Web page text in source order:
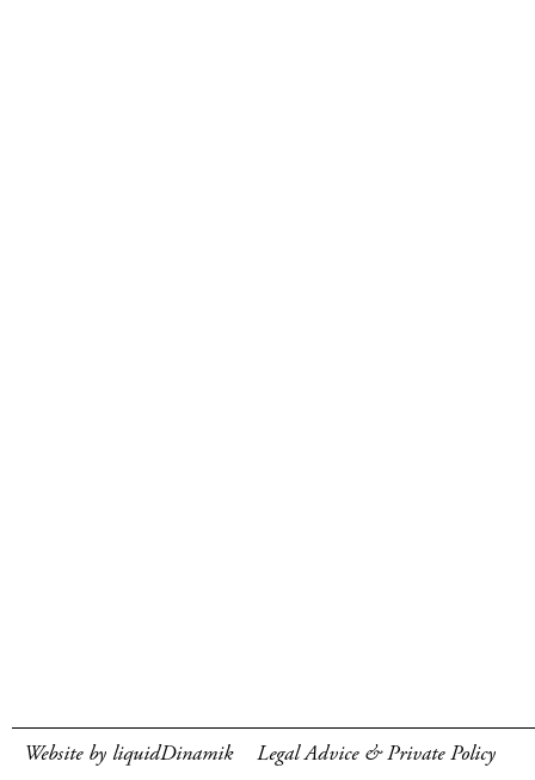
Website by liquidDinamik Legal Advice & Private Policy